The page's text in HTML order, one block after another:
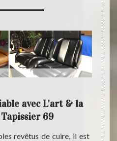
avec L'art & la
69
revêtus de cuire, il est